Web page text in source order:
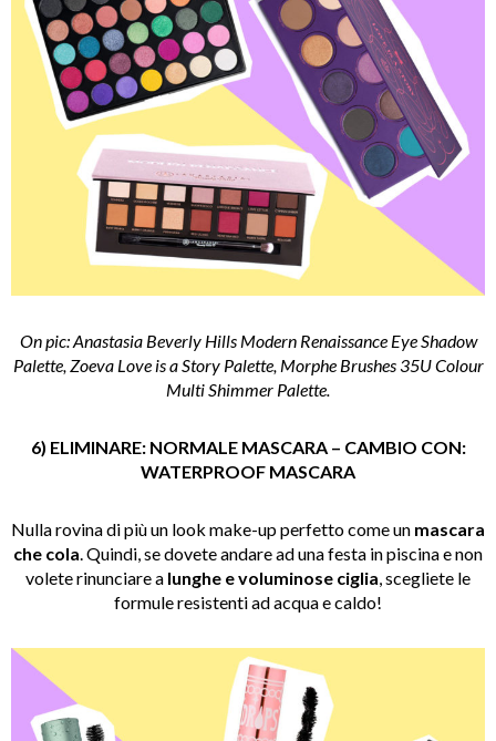
On pic: Anastasia Beverly Hills Modern Renaissance Eye Shadow
Palette, Zoeva Love is a Story Palette, Morphe Brushes 35U Colour
Multi Shimmer Palette.
6) ELIMINARE: NORMALE MASCARA – CAMBIO CON:
WATERPROOF MASCARA
Nulla rovina di più un look make-up perfetto come un mascara
che cola. Quindi, se dovete andare ad una festa in piscina e non
volete rinunciare a lunghe e voluminose ciglia, scegliete le
formule resistenti ad acqua e caldo!